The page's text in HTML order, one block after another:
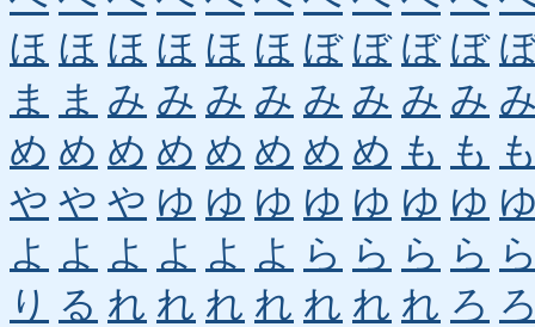
ほ ほ ほ ほ ほ ほ ぼ ぼ ぼ ぼ
ま
ま み み み み み み み み
め め め め め め め め も も
や や や ゆ ゆ ゆ ゆ ゆ ゆ ゆ
よ よ よ よ よ よ ら ら ら ら
り る れ れ れ れ れ れ れ ろ